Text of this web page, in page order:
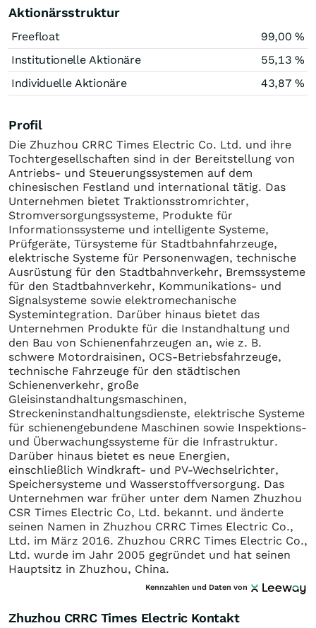
Aktionärsstruktur
Freefloat
99,00 %
Institutionelle Aktionäre
55,13 %
Individuelle Aktionäre
43,87 %
Profil
Die Zhuzhou CRRC Times Electric Co. Ltd. und ihre
Tochtergesellschaften sind in der Bereitstellung von
Antriebs- und Steuerungssystemen auf dem
chinesischen Festland und international tätig. Das
Unternehmen bietet Traktionsstromrichter,
Stromversorgungssysteme, Produkte für
Informationssysteme und intelligente Systeme,
Prüfgeräte, Türsysteme für Stadtbahnfahrzeuge,
elektrische Systeme für Personenwagen, technische
Ausrüstung für den Stadtbahnverkehr, Bremssysteme
für den Stadtbahnverkehr, Kommunikations- und
Signalsysteme sowie elektromechanische
Systemintegration. Darüber hinaus bietet das
Unternehmen Produkte für die Instandhaltung und
den Bau von Schienenfahrzeugen an, wie z. B.
schwere Motordraisinen, OCS-Betriebsfahrzeuge,
technische Fahrzeuge für den städtischen
Schienenverkehr, große
Gleisinstandhaltungsmaschinen,
Streckeninstandhaltungsdienste, elektrische Systeme
für schienengebundene Maschinen sowie Inspektions-
und Überwachungssysteme für die Infrastruktur.
Darüber hinaus bietet es neue Energien,
einschließlich Windkraft- und PV-Wechselrichter,
Speichersysteme und Wasserstoffversorgung. Das
Unternehmen war früher unter dem Namen Zhuzhou
CSR Times Electric Co, Ltd. bekannt. und änderte
seinen Namen in Zhuzhou CRRC Times Electric Co.,
Ltd. im März 2016. Zhuzhou CRRC Times Electric Co.,
Ltd. wurde im Jahr 2005 gegründet und hat seinen
Hauptsitz in Zhuzhou, China.
Kennzahlen und Daten von
Zhuzhou CRRC Times Electric Kontakt